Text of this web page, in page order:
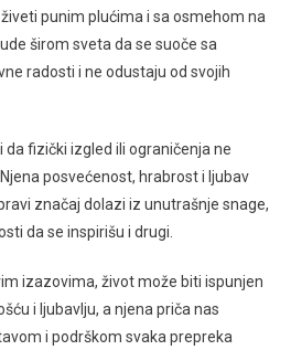
punim plućima i sa osmehom na
širom sveta da se suoče sa
radosti i ne odustaju od svojih
da fizički izgled ili ograničenja ne
posvećenost, hrabrost i ljubav
značaj dolazi iz unutrašnje snage,
da se inspirišu i drugi.
izazovima, život može biti ispunjen
i ljubavlju, a njena priča nas
i podrškom svaka prepreka